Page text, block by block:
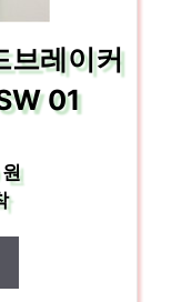
브레이커
01